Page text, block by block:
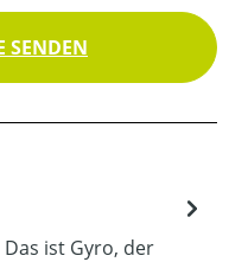
SENDEN
ist Gyro, der